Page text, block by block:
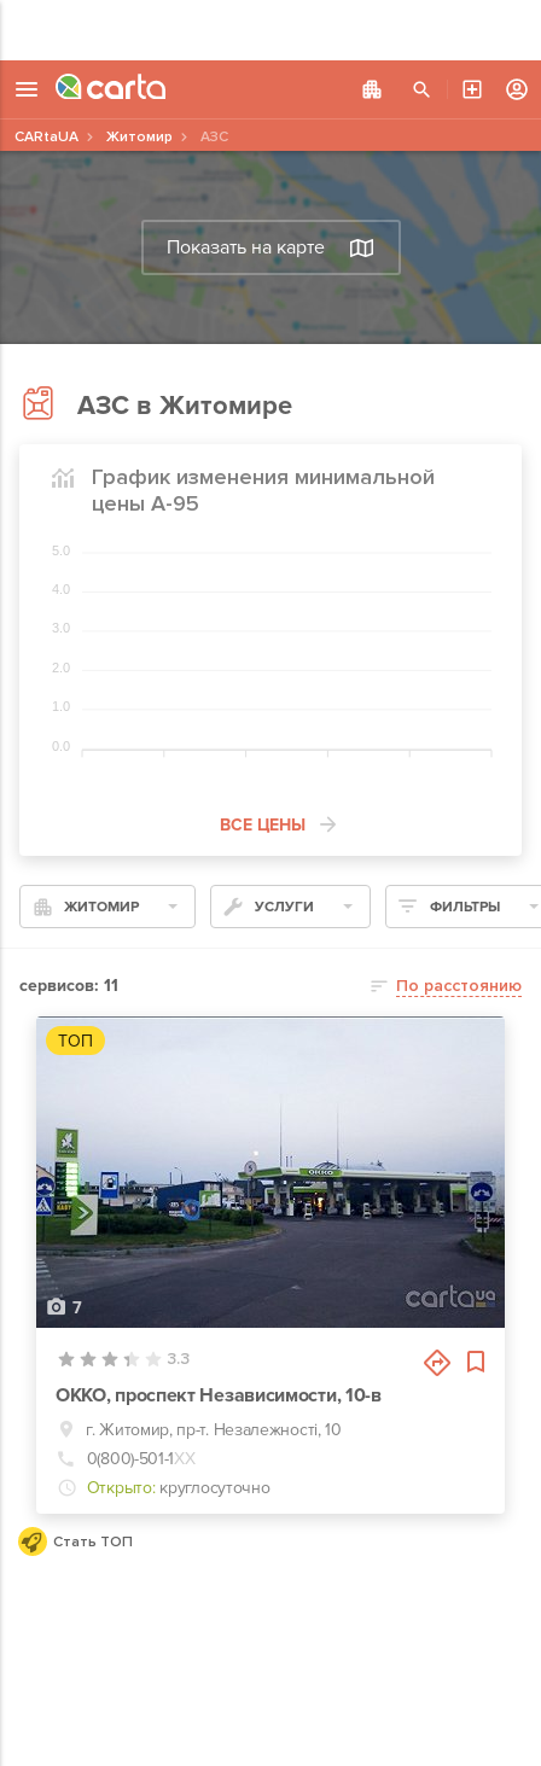
Показать на карте
CARtaUA Житомир АЗС
АЗС в Житомире
График изменения минимальной
цены А-95
ВСЕ ЦЕНЫ
5.0
4.0
3.0
2.0
1.0
0.0
ЖИТОМИР УСЛУГИ ФИЛЬТРЫ
сервисов: 11 По расстоянию
ТОП
7
3.3
ОККО, проспект Независимости, 10-в
г. Житомир, пр-т. Незалежності, 10
0(800)-501-1ХХ
Открыто: круглосуточно
Стать ТОП